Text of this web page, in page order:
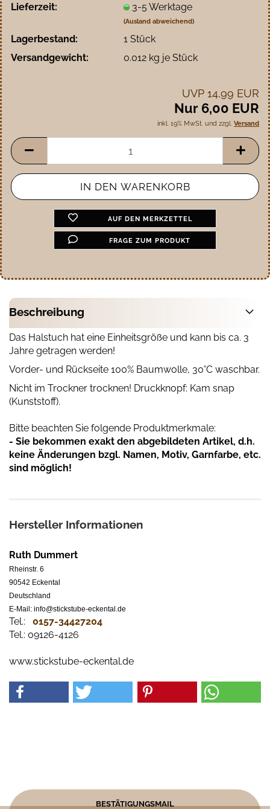
Lieferzeit:
3-5 Werktage
(Ausland abweichend)
Lagerbestand: 1 Stück
Versandgewicht:
0.012kg je Stück
UVP 14,99 EUR
Nur 6,00 EUR
inkl. 19% MwSt. und zzgl. Versand
AUF DEN MERKZETTEL
FRAGE ZUM PRODUKT
Beschreibung
Das Halstuch hat eine Einheitsgröße und kann bis ca. 3
Jahre getragen werden!
Vorder- und Rückseite 100% Baumwolle, 30°C waschbar.
Nicht im Trockner trocknen! Druckknopf: Kam snap
(Kunststoff).
Bitte beachten Sie folgende Produktmerkmale:
- Sie bekommen exakt den abgebildeten Artikel, d.h.
keine Änderungen bzgl. Namen, Motiv, Garnfarbe, etc.
sind möglich!
Hersteller Informationen
Ruth Dummert
Rheinstr. 6
90542 Eckental
Deutschland
E-Mail: info@stickstube-eckental.de
Tel.: 0157-34427204​
Tel.: 09126-4126
www.stickstube-eckental.de
BESTÄTIGUNGSMAIL